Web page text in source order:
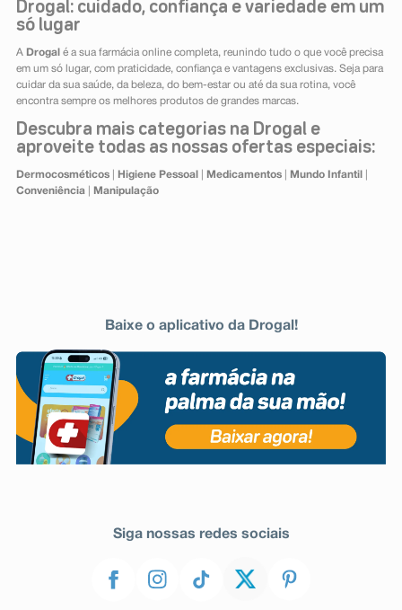
Drogal: cuidado, confiança e variedade em um
só lugar
A Drogal é a sua farmácia online completa, reunindo tudo o que você precisa
em um só lugar, com praticidade, confiança e vantagens exclusivas. Seja para
cuidar da sua saúde, da beleza, do bem-estar ou até da sua rotina, você
encontra sempre os melhores produtos de grandes marcas.
Descubra mais categorias na Drogal e
aproveite todas as nossas ofertas especiais:
Dermocosméticos| Higiene Pessoal Medicamentos| Mundo Infantil
Conveniência| Manipulação
Baixe o aplicativo da Drogal!
Siga nossas redes sociais